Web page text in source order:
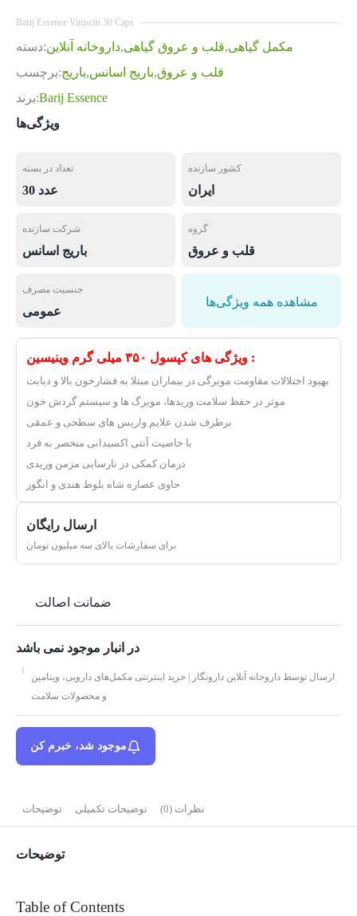
Barij Essence Viniscin 30 Caps
دسته:داروخانه آنلاین,قلب و عروق گیاهی,مکمل گیاهی
برچسب:باریج,باریج اسانس,قلب و عروق
برند:Barij Essence
ویژگی‌ها
تعداد در بسته
30 عدد
کشور سازنده
ایران
شرکت سازنده
باریج اسانس
گروه
قلب و عروق
جنسیت مصرف
عمومی
مشاهده همه ویژگی‌ها
ویژگی های کپسول ۳۵۰ میلی گرم وینیسین :
بهبود اختلالات مقاومت مویرگی در بیماران مبتلا به فشارخون بالا و دیابت
موثر در حفظ سلامت وریدها، مویرگ ها و سیستم گردش خون
برطرف شدن علایم واریس های سطحی و عمقی
با خاصیت آنتی اکسیدانی منحصر به فرد
درمان کمکی در نارسایی مزمن وریدی
حاوی عصاره شاه بلوط هندی و انگور
ارسال رایگان
برای سفارشات بالای سه میلیون تومان
ضمانت اصالت
در انبار موجود نمی باشد
ارسال توسط داروخانه آنلاین دارونگار | خرید اینترنتی مکمل‌های دارویی، ویتامین
و محصولات سلامت
موجود شد، خبرم کن
توضیحات توضیحات تکمیلی نظرات (0)
توضیحات
Table of Contents